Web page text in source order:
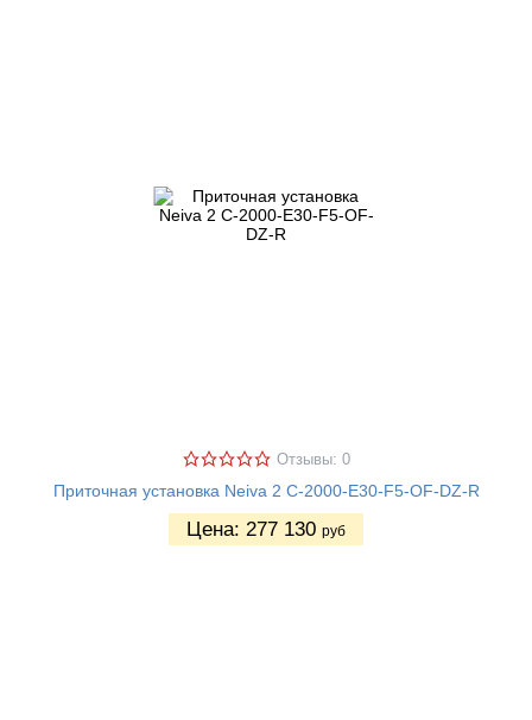
Отзывы: 0
Приточная установка Neiva 2 C-2000-E30-F5-OF-DZ-R
Цена: 277 130 руб